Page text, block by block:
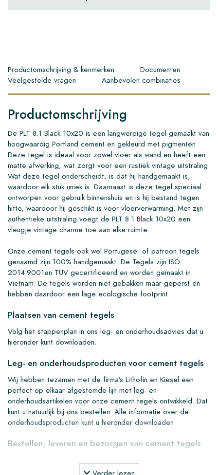
Productomschrijving & kenmerken
Documenten
Veelgestelde vragen
Aanbevolen combinaties
Productomschrijving
De PLT 8.1 Black 10x20 is een langwerpige tegel gemaakt van
hoogwaardig Portland cement en gekleurd met pigmenten.
Deze tegel is ideaal voor zowel vloer als wand en heeft een
matte afwerking, wat zorgt voor een rustiek vintage uitstraling.
Wat deze tegel onderscheidt, is dat hij handgemaakt is,
waardoor elk stuk uniek is. Daarnaast is deze tegel speciaal
ontworpen voor gebruik binnenshuis en is hij bestand tegen
hitte, waardoor hij geschikt is voor vloerverwarming. Met zijn
authentieke uitstraling voegt de PLT 8.1 Black 10x20 een
vleugje vintage charme toe aan elke ruimte.
Onze cement tegels ook wel Portugese- of patroon tegels
genaamd zijn 100% handgemaakt. De Tegels zijn ISO
2014:9001en TUV gecertificeerd en worden gemaakt in
Vietnam. De tegels worden niet gebakken maar geperst en
hebben daardoor een lage ecologische footprint.
Plaatsen van cement tegels
Volg het stappenplan in ons leg- en onderhoudsadvies dat u
hieronder kunt downloaden.
Leg- en onderhoudsproducten voor cement tegels
Wij hebben tezamen met de firma’s Lithofin en Kiesel een
perfect op elkaar afgestemde lijn met leg- en
onderhoudsartikelen voor onze cement tegels ontwikkeld. Dat
kunt u natuurlijk bij ons bestellen. Alle informatie over de
onderhoudsproducten kunt u hieronder downloaden.
Bestellen, leveren en bezorgen van cement tegels
werkdagen overal leveren in Europa. Een van onze krachten is
Verder lezen